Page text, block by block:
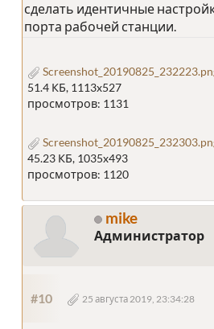
сделать идентичные
порта рабочей станции.
51.4 КБ, 1113x527
просмотров: 1131
45.23 КБ, 1035x493
просмотров: 1120
mike
Администратор
#10 25 августа 2019, 23:34:28